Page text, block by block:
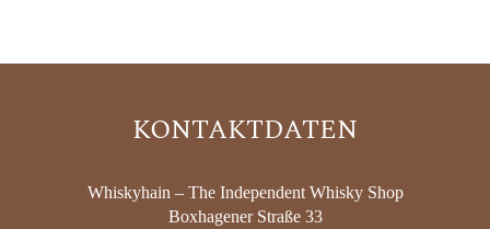
KONTAKTDATEN
Whiskyhain – The Independent Whisky Shop
Boxhagener Straße 33